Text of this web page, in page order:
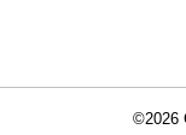
©2026